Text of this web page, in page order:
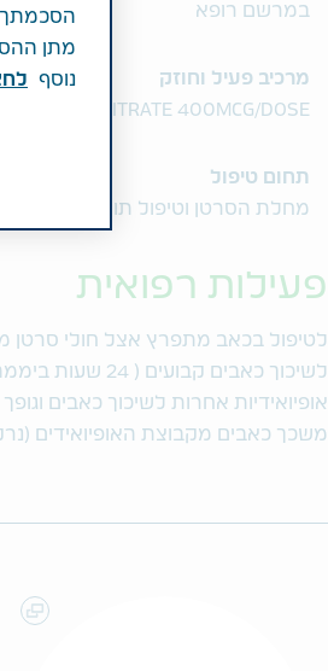
במרשם רופא
מרכיב פעיל וחוזק
AS CITRATE 400MCG/DOSE
תחום טיפול
מחלת הסרטן וטיפול תומך
פעילות רפואית
לשיכוך כאבים
אופיואידיות אחרות לשיכוך כאבים
משכך כאבים מקבוצת האופיואידים
הסכמתך
מתן
נוסף